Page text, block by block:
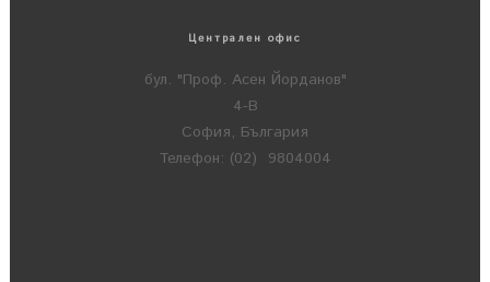
Централен офис
бул. "Проф. Асен Йорданов"
4-В
София, България
Телефон: (02) 9804004